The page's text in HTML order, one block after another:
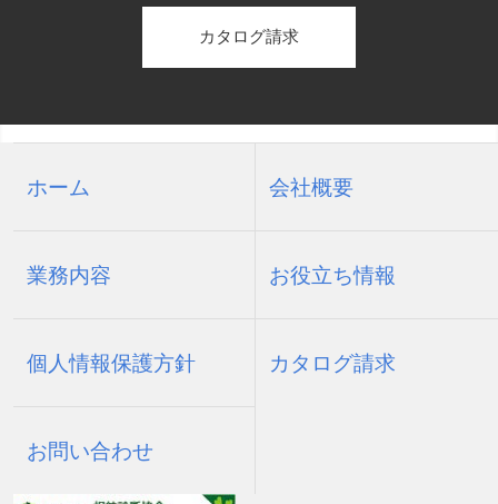
2026.07.13
令和7年の相続放棄
司法統計年報によると、2025年に相続放棄の申
マイナスの財産を受け継がない目的が目立つ。
借金だけでなく、「負動産」を引き取らずに済
2026.07.05
カタログ請求
ホーム 会社概要
業務内容 お役立ち情報
個人情報保護方針 カタログ請求
お問い合わせ